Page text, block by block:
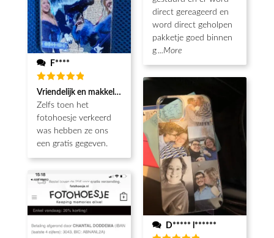
F****
Waardering
5 uit 5
Vriendelijk en makkelijk
Zelfs toen het
fotohoesje verkeerd
was hebben ze ons
een gratis gegeven.
direct gereageerd en
word direct geholpen
pakketje goed binnen
g...More
D***** l******